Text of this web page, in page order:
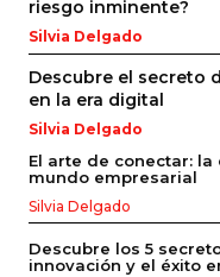
riesgo inminente?
Silvia Delgado
Descubre el secreto
en la era digital
Silvia Delgado
El arte de conectar:
mundo empresarial
Silvia Delgado
Descubre los 5
innovación y el éxito